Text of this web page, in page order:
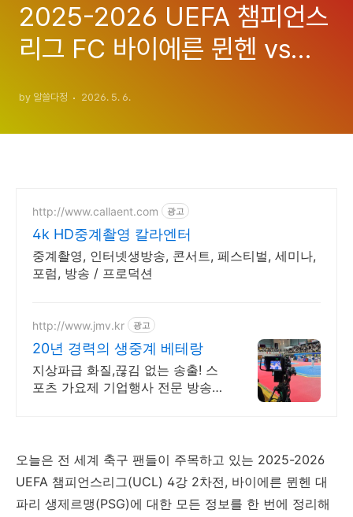
2025-2026 UEFA 챔피언스
리그 FC 바이에른 뮌헨 vs
정, 전력분석 총정리 (이강인,
by 알쓸다정 2026. 5. 6.
http://www.callaent.com 광고
4k HD중계촬영 칼라엔터
중계촬영, 인터넷생방송, 콘서트, 페스티벌, 세미나,
포럼, 방송 / 프로덕션
http://www.jmv.kr 광고
20년 경력의 생중계 베테랑
지상파급 화질,끊김 없는 송출! 스
포츠 가요제 기업행사 전문 방송중
오늘은 전 세계 축구 팬들이 주목하고 있는 2025-2026
UEFA 챔피언스리그(UCL) 4강 2차전, 바이에른 뮌헨 대
파리 생제르맹(PSG)에 대한 모든 정보를 한 번에 정리해